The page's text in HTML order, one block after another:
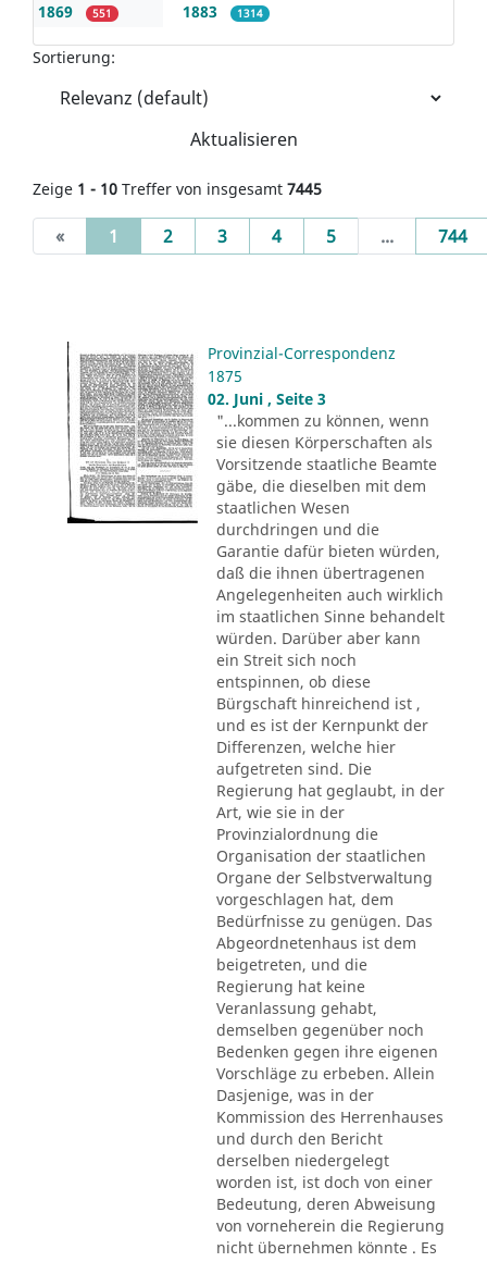
1869 551 1883 1314
Sortierung:
Aktualisieren
Zeige 1 - 10 Treffer von insgesamt 7445
« 1 (current)
2 3 4 5 ... 744
Provinzial-Correspondenz
1875
02. Juni , Seite 3
"...kommen zu können, wenn
sie diesen Körperschaften als
Vorsitzende staatliche Beamte
gäbe, die dieselben mit dem
staatlichen Wesen
durchdringen und die
Garantie dafür bieten würden,
daß die ihnen übertragenen
Angelegenheiten auch wirklich
im staatlichen Sinne behandelt
würden. Darüber aber kann
ein Streit sich noch
entspinnen, ob diese
Bürgschaft hinreichend ist ,
und es ist der Kernpunkt der
Differenzen, welche hier
aufgetreten sind. Die
Regierung hat geglaubt, in der
Art, wie sie in der
Provinzialordnung die
Organisation der staatlichen
Organe der Selbstverwaltung
vorgeschlagen hat, dem
Bedürfnisse zu genügen. Das
Abgeordnetenhaus ist dem
beigetreten, und die
Regierung hat keine
Veranlassung gehabt,
demselben gegenüber noch
Bedenken gegen ihre eigenen
Vorschläge zu erbeben. Allein
Dasjenige, was in der
Kommission des Herrenhauses
und durch den Bericht
derselben niedergelegt
worden ist, ist doch von einer
Bedeutung, deren Abweisung
von vorneherein die Regierung
nicht übernehmen könnte . Es